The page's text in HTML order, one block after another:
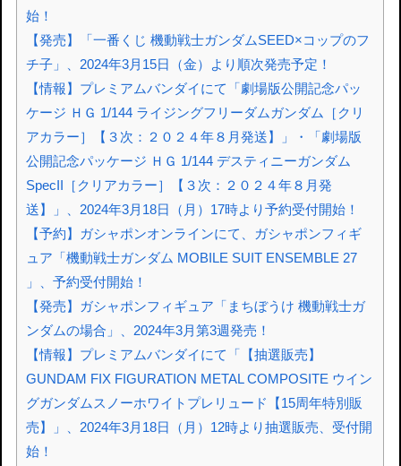
始！
【発売】「一番くじ 機動戦士ガンダムSEED×コップのフ
チ子」、2024年3月15日（金）より順次発売予定！
【情報】プレミアムバンダイにて「劇場版公開記念パッ
ケージ ＨＧ 1/144 ライジングフリーダムガンダム［クリ
アカラー］【３次：２０２４年８月発送】」・「劇場版
公開記念パッケージ ＨＧ 1/144 デスティニーガンダム
SpecII［クリアカラー］【３次：２０２４年８月発
送】」、2024年3月18日（月）17時より予約受付開始！
【予約】ガシャポンオンラインにて、ガシャポンフィギ
ュア「機動戦士ガンダム MOBILE SUIT ENSEMBLE 27
」、予約受付開始！
【発売】ガシャポンフィギュア「まちぼうけ 機動戦士ガ
ンダムの場合」、2024年3月第3週発売！
【情報】プレミアムバンダイにて「【抽選販売】
GUNDAM FIX FIGURATION METAL COMPOSITE ウイン
グガンダムスノーホワイトプレリュード【15周年特別販
売】」、2024年3月18日（月）12時より抽選販売、受付開
始！